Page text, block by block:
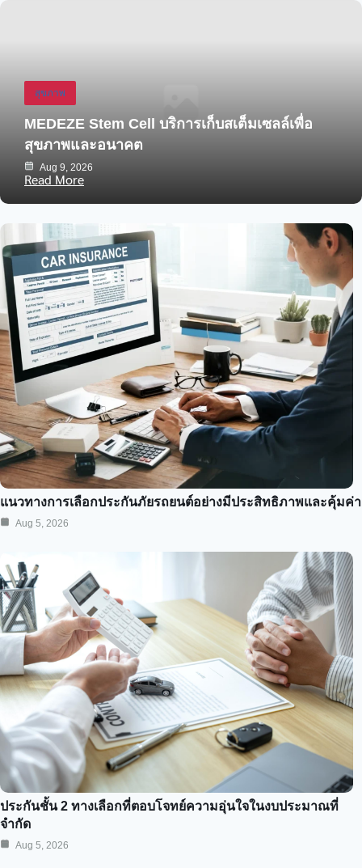
สุขภาพ
MEDEZE Stem Cell บริการเก็บสเต็มเซลล์เพื่อ
สุขภาพและอนาคต
Aug 9, 2026
Read More
แนวทางการเลือกประกันภัยรถยนต์อย่างมีประสิทธิภาพและคุ้มค่า
Aug 5, 2026
ประกันชั้น 2 ทางเลือกที่ตอบโจทย์ความอุ่นใจในงบประมาณที่
จำกัด
Aug 5, 2026